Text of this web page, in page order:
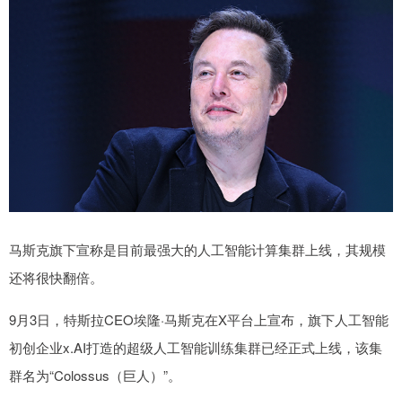
马斯克旗下宣称是目前最强大的人工智能计算集群上线，其规模
还将很快翻倍。
9月3日，特斯拉CEO埃隆·马斯克在X平台上宣布，旗下人工智能
初创企业x.AI打造的超级人工智能训练集群已经正式上线，该集
群名为“Colossus（巨人）”。